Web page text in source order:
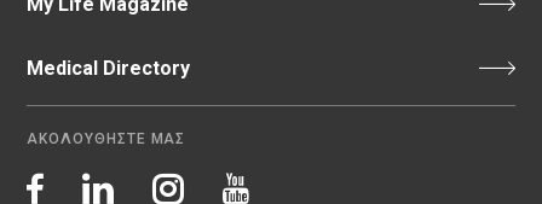
Medical Directory
ΑΚΟΛΟΥΘΗΣΤΕ ΜΑΣ